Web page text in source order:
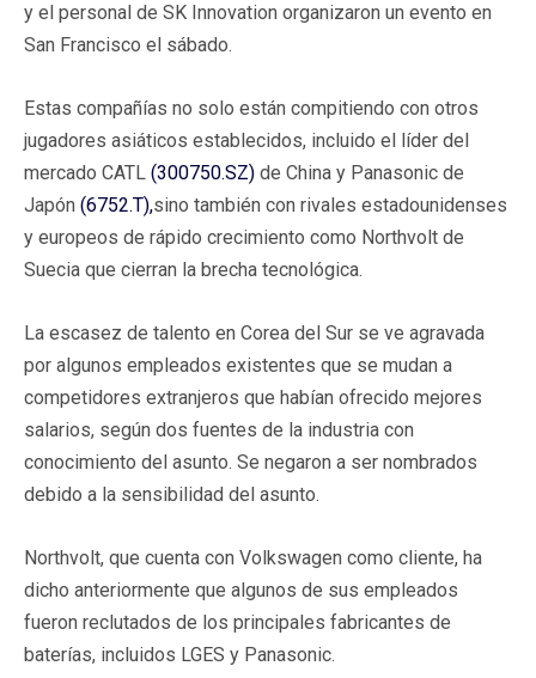
y el personal de SK Innovation organizaron un evento en
San Francisco el sábado.
Estas compañías no solo están compitiendo con otros
jugadores asiáticos establecidos, incluido el líder del
mercado CATL (300750.SZ) de China y Panasonic de
Japón (6752.T),sino también con rivales estadounidenses
y europeos de rápido crecimiento como Northvolt de
Suecia que cierran la brecha tecnológica.
La escasez de talento en Corea del Sur se ve agravada
por algunos empleados existentes que se mudan a
competidores extranjeros que habían ofrecido mejores
salarios, según dos fuentes de la industria con
conocimiento del asunto. Se negaron a ser nombrados
debido a la sensibilidad del asunto.
Northvolt, que cuenta con Volkswagen como cliente, ha
dicho anteriormente que algunos de sus empleados
fueron reclutados de los principales fabricantes de
baterías, incluidos LGES y Panasonic.